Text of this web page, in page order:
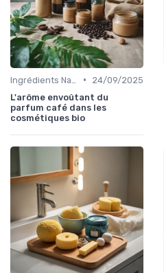
•
24/09/2025
L'arôme envoûtant du
parfum café dans les
cosmétiques bio